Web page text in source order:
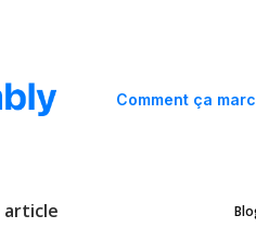
Comment ça
article